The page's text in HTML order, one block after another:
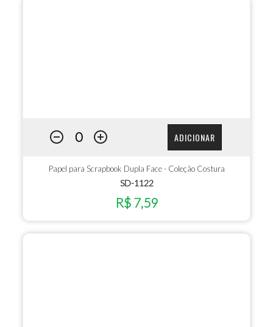
ADICIONAR
Papel para Scrapbook Dupla Face - Coleção Costura
SD-1122
R$ 7,59